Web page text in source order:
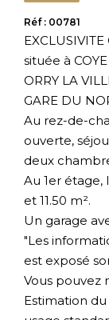
Réf : 00781
située à
ORRY LA
GARE DU
Au rez-de-
ouverte,
deux
Au 1er étage,
et 11.50 m².
Un garage
"Les
est exposé
Vous pouvez
Estimation